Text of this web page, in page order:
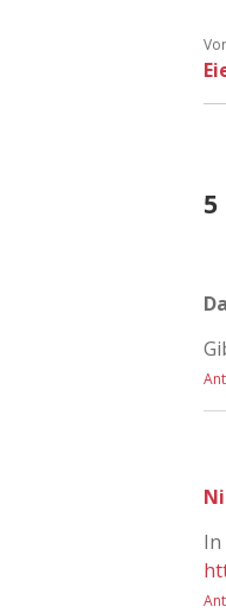
In